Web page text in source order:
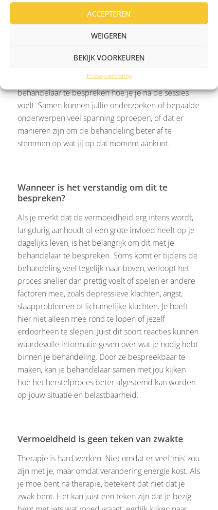
ACCEPTEREN
WEIGEREN
BEKIJK VOORKEUREN
Privacyverklaring
regelmatig bewegen, gezond eten en voldoende
drinken kunnen helpen om je lichaam beter te
Daarnaast kan het waardevol zijn om met je
behandelaar te bespreken hoe je je na de sessies
voelt. Samen kunnen jullie onderzoeken of bepaalde
onderwerpen veel spanning oproepen, of dat er
manieren zijn om de behandeling beter af te
stemmen op wat jij op dat moment aankunt.
Wanneer is het verstandig om dit te
bespreken?
Als je merkt dat de vermoeidheid erg intens wordt,
langdurig aanhoudt of een grote invloed heeft op je
dagelijks leven, is het belangrijk om dit met je
behandelaar te bespreken. Soms komt er tijdens de
behandeling veel tegelijk naar boven, verloopt het
proces sneller dan prettig voelt of spelen er andere
factoren mee, zoals depressieve klachten, angst,
slaapproblemen of lichamelijke klachten. Je hoeft
hier niet alleen mee rond te lopen of jezelf
erdoorheen te slepen. Juist dit soort reacties kunnen
waardevolle informatie geven over wat je nodig hebt
binnen je behandeling. Door ze bespreekbaar te
maken, kan je behandelaar samen met jou kijken
hoe het herstelproces beter afgestemd kan worden
op jouw situatie en belastbaarheid.
Vermoeidheid is geen teken van zwakte
Therapie is hard werken. Niet omdat er veel ‘mis’ zou
zijn met je, maar omdat verandering energie kost. Als
je moe bent na therapie, betekent dat niet dat je
zwak bent. Het kan juist een teken zijn dat je bezig